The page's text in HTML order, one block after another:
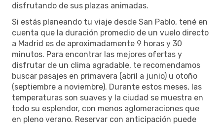
disfrutando de sus plazas animadas.
Si estás planeando tu viaje desde San Pablo, tené en
cuenta que la duración promedio de un vuelo directo
a Madrid es de aproximadamente 9 horas y 30
minutos. Para encontrar las mejores ofertas y
disfrutar de un clima agradable, te recomendamos
buscar pasajes en primavera (abril a junio) u otoño
(septiembre a noviembre). Durante estos meses, las
temperaturas son suaves y la ciudad se muestra en
todo su esplendor, con menos aglomeraciones que
en pleno verano. Reservar con anticipación puede